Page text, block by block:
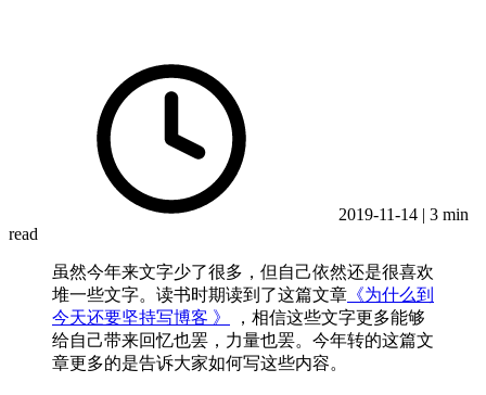
2019-11-14 | 3 min
read
虽然今年来文字少了很多，但自己依然还是很喜欢
堆一些文字。读书时期读到了这篇文章 《为什么到
今天还要坚持写博客 》
，相信这些文字更多能够
给自己带来回忆也罢，力量也罢。今年转的这篇文
章更多的是告诉大家如何写这些内容。